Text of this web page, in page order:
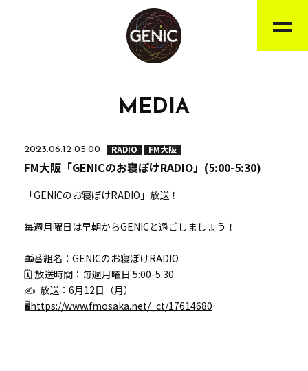
MEDIA
2023.06.12 05:00 RADIO FM大阪
FM大阪「GENICのお寝ぼけRADIO」(5:00-5:30)
「GENICのお寝ぼけRADIO」放送！
毎週月曜日は早朝からGENICと過ごしましょう！
📻番組名：GENICのお寝ぼけRADIO
🗓 放送時間：毎週月曜日 5:00-5:30
✍ 放送：6月12日（月）
🖥https://www.fmosaka.net/_ct/17614680